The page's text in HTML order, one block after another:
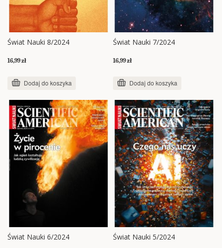
Świat Nauki 8/2024
16,99 zł
Dodaj do koszyka
Świat Nauki 7/2024
16,99 zł
Dodaj do koszyka
Świat Nauki 6/2024 Świat Nauki 5/2024